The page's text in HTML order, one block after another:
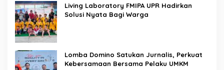
Living Laboratory FMIPA UPR Hadirkan
Solusi Nyata Bagi Warga
Lomba Domino Satukan Jurnalis, Perkuat
Kebersamaan Bersama Pelaku UMKM